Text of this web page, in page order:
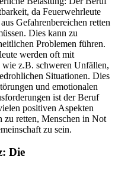
da Feuerwehrleute
Gefahrenbereichen retten
Dies kann zu
Problemen führen.
werden oft mit
z.B. schweren Unfällen,
Situationen. Dies
und emotionalen
ist der Beruf
positiven Aspekten
retten, Menschen in Not
zu sein.
Die